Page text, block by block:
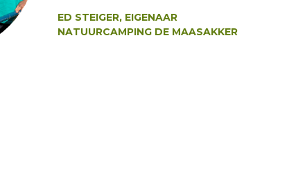
ED STEIGER, EIGENAAR
NATUURCAMPING DE MAASAKKER